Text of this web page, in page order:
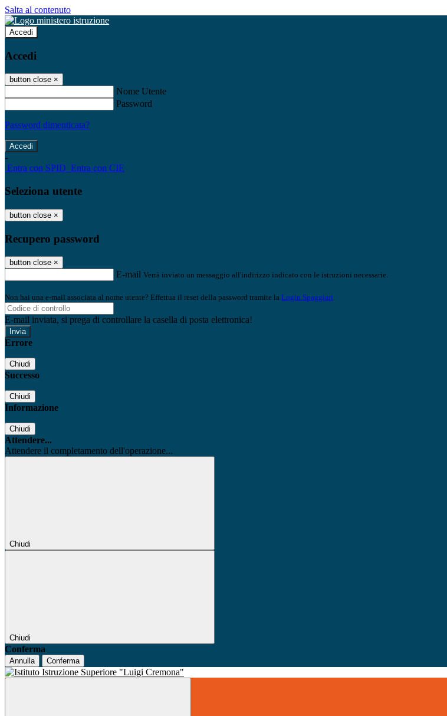
Salta al contenuto
Accedi
Accedi
button close ×
Nome Utente
Password
Password dimenticata?
-
Entra con SPID Entra con CIE
Seleziona utente
button close ×
Recupero password
button close ×
E-mail Verrà inviato un messaggio all'indirizzo indicato con le istruzioni necessarie.
Non hai una e-mail associata al nome utente? Effettua il reset della password tramite la Login Spaggiari
E-mail inviata, si prega di controllare la casella di posta elettronica!
Errore
Chiudi
Successo
Chiudi
Informazione
Chiudi
Attendere...
Attendere il completamento dell'operazione...
Chiudi
Chiudi
Conferma
Annulla Conferma